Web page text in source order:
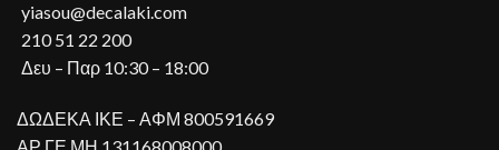
yiasou@decalaki.com
210 51 22 200
Δευ – Παρ 10:30 – 18:00
ΔΩΔΕΚΑ ΙΚΕ – ΑΦΜ 800591669